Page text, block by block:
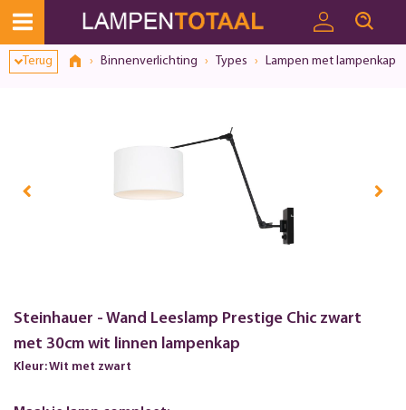
Terug Binnenverlichting Types Lampen met lampenkap
Steinhauer - Wand Leeslamp Prestige Chic zwart
met 30cm wit linnen lampenkap
Kleur: Wit met zwart